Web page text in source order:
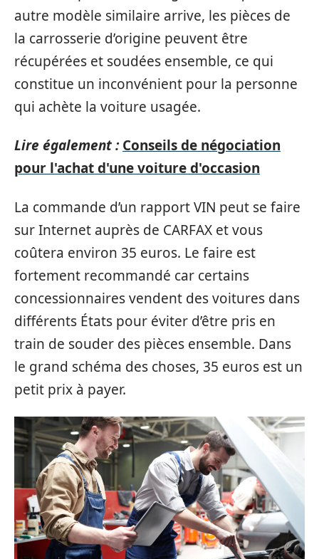
autre modèle similaire arrive, les pièces de
la carrosserie d’origine peuvent être
récupérées et soudées ensemble, ce qui
constitue un inconvénient pour la personne
qui achète la voiture usagée.
Lire également : Conseils de négociation
pour l'achat d'une voiture d'occasion
La commande d’un rapport VIN peut se faire
sur Internet auprès de CARFAX et vous
coûtera environ 35 euros. Le faire est
fortement recommandé car certains
concessionnaires vendent des voitures dans
différents États pour éviter d’être pris en
train de souder des pièces ensemble. Dans
le grand schéma des choses, 35 euros est un
petit prix à payer.